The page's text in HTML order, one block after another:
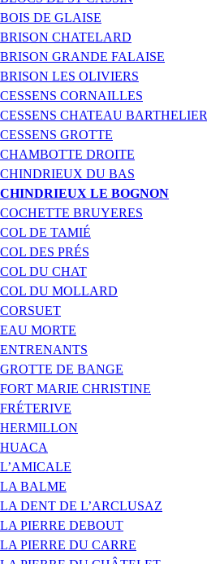
BOIS DE GLAISE
BRISON CHATELARD
BRISON GRANDE FALAISE
BRISON LES OLIVIERS
CESSENS CORNAILLES
CESSENS CHATEAU BARTHELIER
CESSENS GROTTE
CHAMBOTTE DROITE
CHINDRIEUX DU BAS
CHINDRIEUX LE BOGNON
COCHETTE BRUYERES
COL DE TAMIÉ
COL DES PRÉS
COL DU CHAT
COL DU MOLLARD
CORSUET
EAU MORTE
ENTRENANTS
GROTTE DE BANGE
FORT MARIE CHRISTINE
FRÉTERIVE
HERMILLON
HUACA
L’AMICALE
LA BALME
LA DENT DE L’ARCLUSAZ
LA PIERRE DEBOUT
LA PIERRE DU CARRE